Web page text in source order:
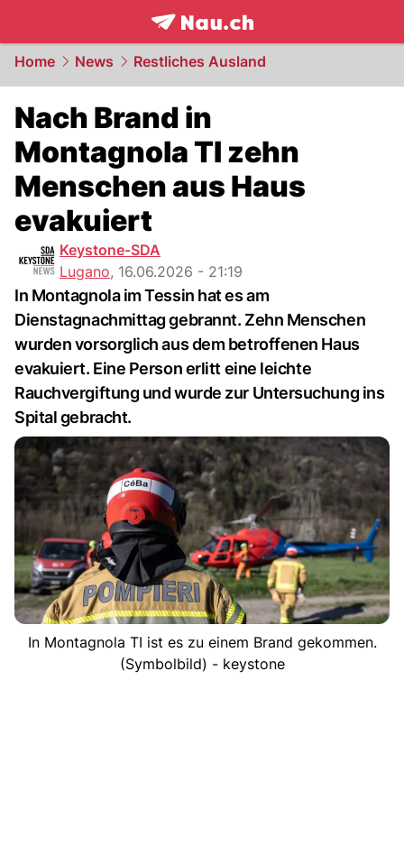
frontpage.NAU.ch
Home News Restliches Ausland
Nach Brand in
Montagnola TI zehn
Menschen aus Haus
evakuiert
Keystone-SDA
Lugano, 16.06.2026 - 21:19
In Montagnola im Tessin hat es am
Dienstagnachmittag gebrannt. Zehn Menschen
wurden vorsorglich aus dem betroffenen Haus
evakuiert. Eine Person erlitt eine leichte
Rauchvergiftung und wurde zur Untersuchung ins
Spital gebracht.
In Montagnola TI ist es zu einem Brand gekommen.
(Symbolbild) - keystone